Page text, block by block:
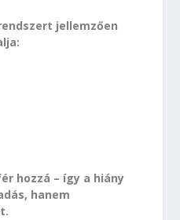
jellemzően
hozzá – így a hiány
hanem